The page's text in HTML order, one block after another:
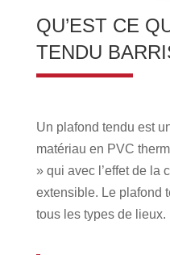
QU’EST CE
TENDU
Un plafond tendu est
matériau en PVC
» qui avec l’effet de la
extensible. Le plafond
tous les types de lieux.